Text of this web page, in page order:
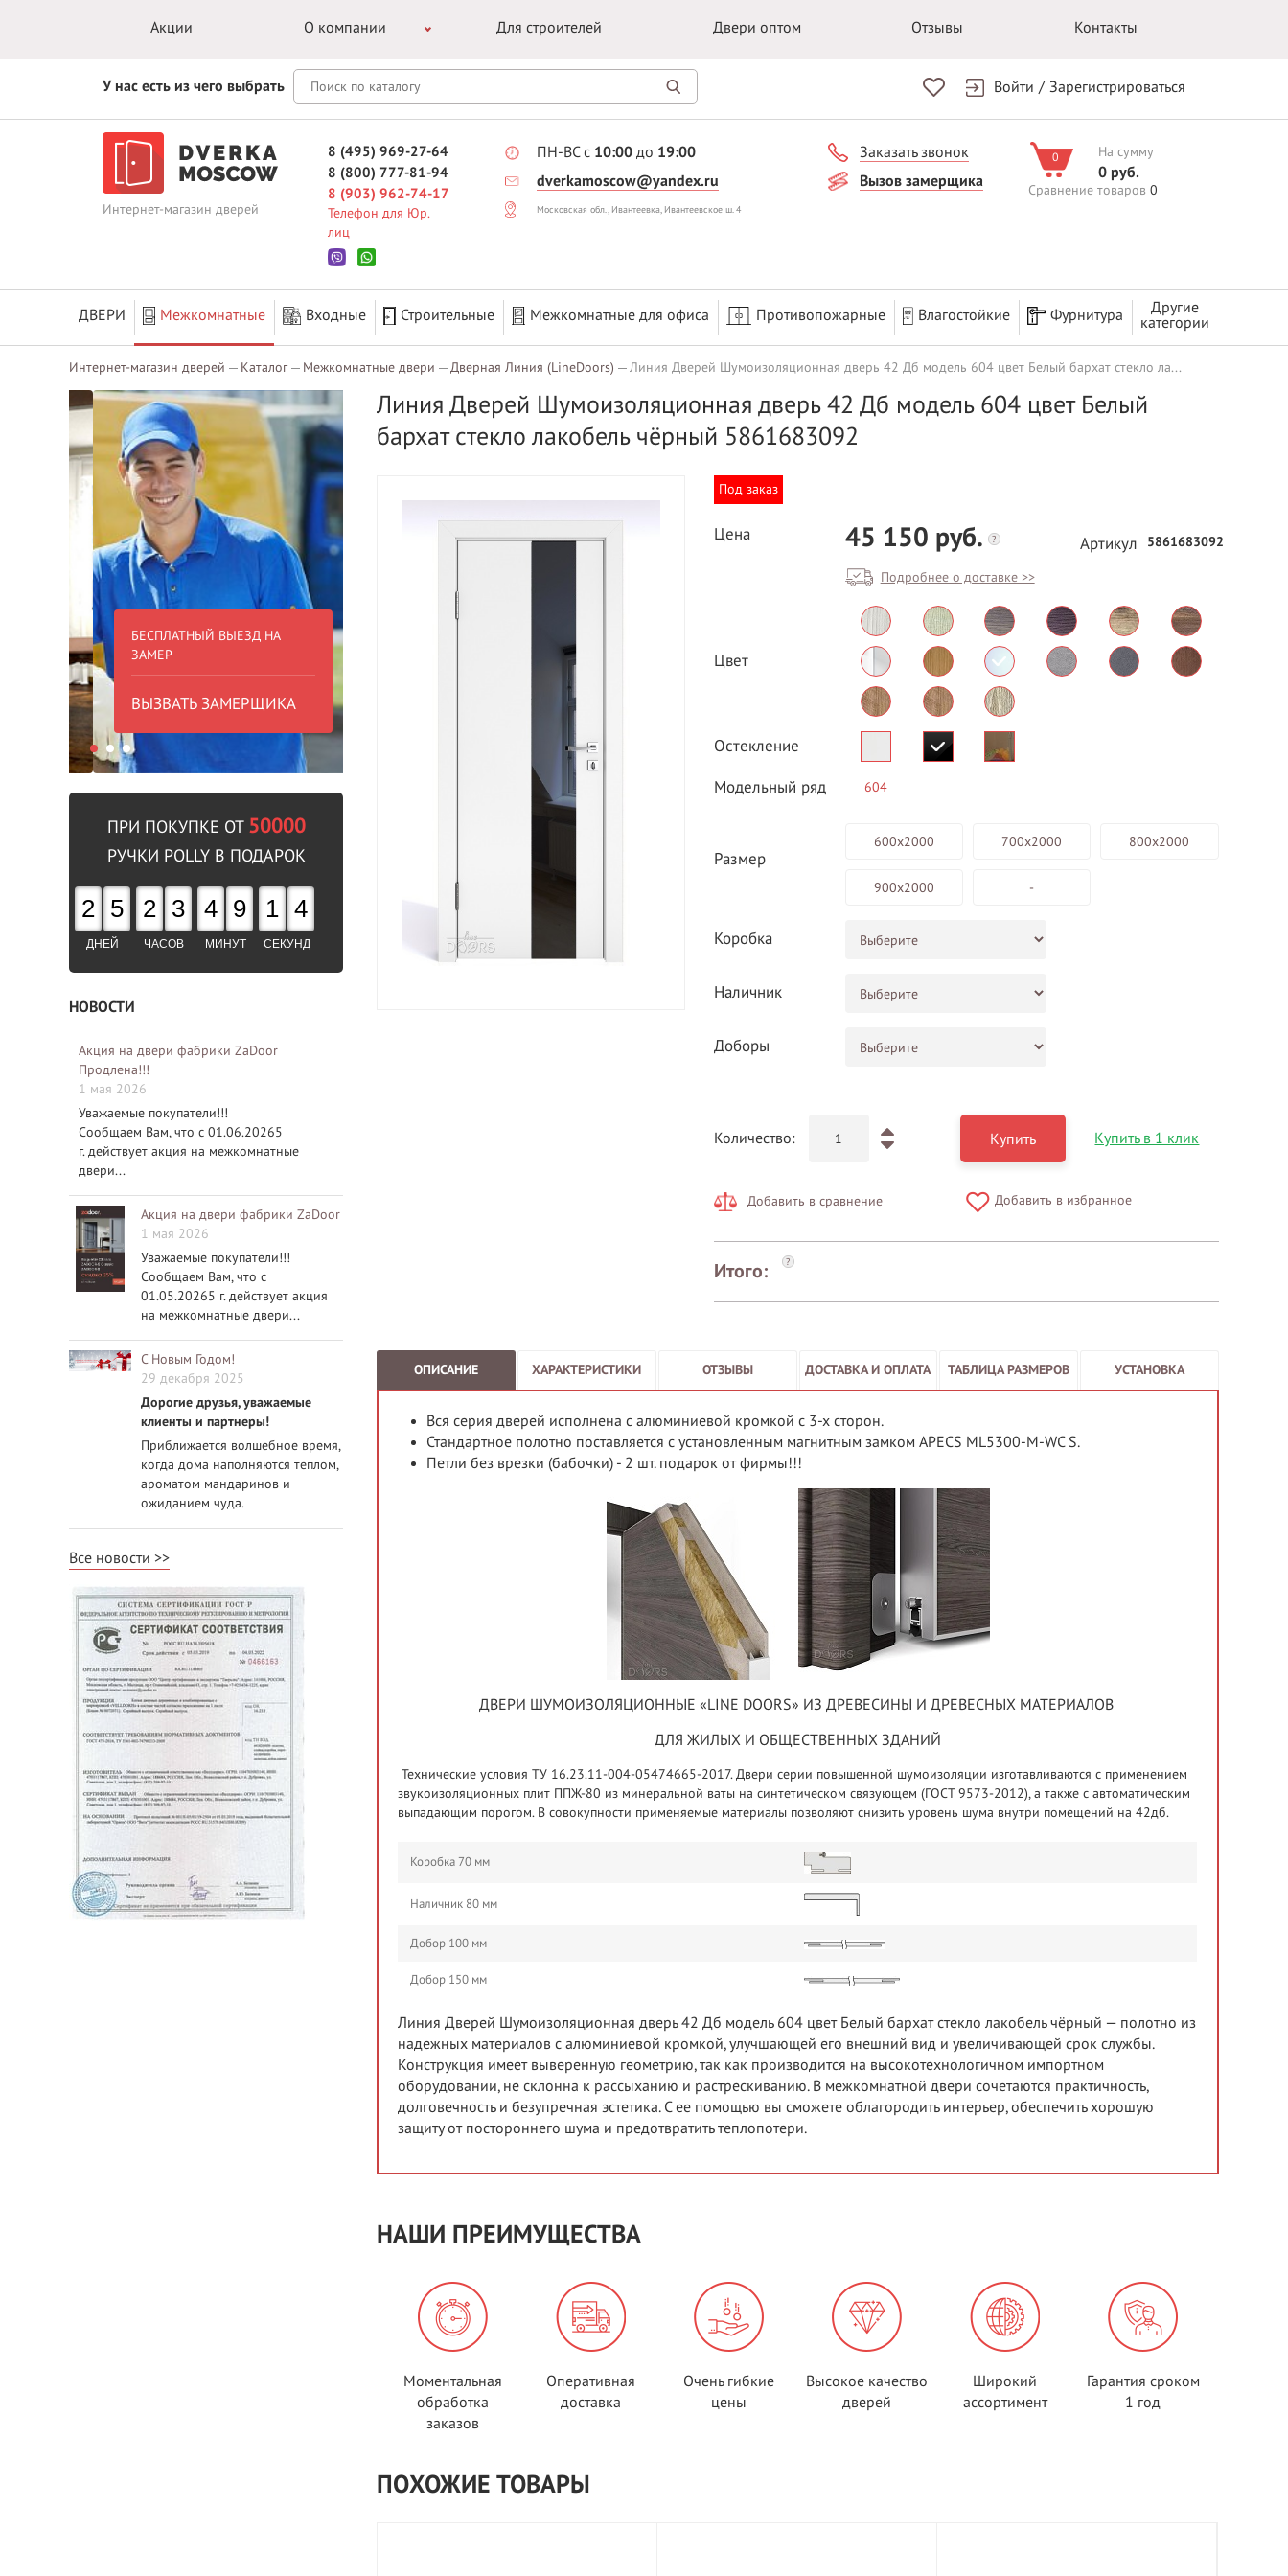
Акции О компании Для строителей Двери оптом Отзывы Контакты
У нас есть из чего выбрать Войти / Зарегистрироваться
Интернет-магазин дверей
8 (495) 969-27-64
8 (800) 777-81-94
8 (903) 962-74-17
Телефон для Юр.
лиц
ПН-ВС с 10:00 до 19:00
dverkamoscow@yandex.ru
Московская обл., Ивантеевка, Ивантеевское ш. 4
Заказать звонок
Вызов замерщика
0 На сумму
0 руб.
Сравнение товаров 0
ДВЕРИ Межкомнатные Входные Строительные Межкомнатные для офиса Противопожарные Влагостойкие Фурнитура
Другие
категории
Интернет-магазин дверей Каталог Межкомнатные двери Дверная Линия (LineDoors) Линия Дверей Шумоизоляционная дверь 42 Дб модель 604 цвет Белый бархат стекло ла...
БЕСПЛАТНЫЙ ВЫЕЗД НА
ЗАМЕР
ВЫЗВАТЬ ЗАМЕРЩИКА
Двери фабрики
БЕСПЛАТНЫЙ ВЫЕЗД НА
ЗАМЕР
ВЫЗВАТЬ ЗАМЕРЩИКА
ПРИ ПОКУПКЕ ОТ 50000
РУЧКИ POLLY В ПОДАРОК
2 5
ДНЕЙ
2 3
ЧАСОВ
4 9
МИНУТ
1 3
СЕКУНД
НОВОСТИ
Акция на двери фабрики ZaDoor
Продлена!!!
1 мая 2026
Уважаемые покупатели!!!
Сообщаем Вам, что с 01.06.20265
г. действует акция на межкомнатные
двери...
Акция на двери фабрики ZaDoor
1 мая 2026
Уважаемые покупатели!!!
Сообщаем Вам, что с
01.05.20265 г. действует акция
на межкомнатные двери...
С Новым Годом!
29 декабря 2025
Дорогие друзья, уважаемые
клиенты и партнеры!
Приближается волшебное время,
когда дома наполняются теплом,
ароматом мандаринов и
ожиданием чуда.
Все новости
Линия Дверей Шумоизоляционная дверь 42 Дб модель 604 цвет Белый
бархат стекло лакобель чёрный 5861683092
Под заказ
Цена 45 150 руб. ?
Подробнее о доставке >>
Артикул 5861683092
Цвет
Остекление
Модельный ряд 604
Размер
600х2000 700х2000 800х2000
900х2000 -
Коробка
Наличник
Доборы
Количество: Купить Купить в 1 клик
Добавить в сравнение Добавить в избранное
Итого: ?
ОПИСАНИЕ ХАРАКТЕРИСТИКИ ОТЗЫВЫ ДОСТАВКА И ОПЛАТА ТАБЛИЦА РАЗМЕРОВ УСТАНОВКА
Вся серия дверей исполнена с алюминиевой кромкой с 3-х сторон.
Стандартное полотно поставляется с установленным магнитным замком APECS ML5300-M-WC S.
Петли без врезки (бабочки) - 2 шт. подарок от фирмы!!!
ДВЕРИ ШУМОИЗОЛЯЦИОННЫЕ «LINE DOORS» ИЗ ДРЕВЕСИНЫ И ДРЕВЕСНЫХ МАТЕРИАЛОВ
ДЛЯ ЖИЛЫХ И ОБЩЕСТВЕННЫХ ЗДАНИЙ
Технические условия ТУ 16.23.11-004-05474665-2017. Двери серии повышенной шумоизоляции изготавливаются с применением
звукоизоляционных плит ППЖ-80 из минеральной ваты на синтетическом связующем (ГОСТ 9573-2012), а также с автоматическим
выпадающим порогом. В совокупности применяемые материалы позволяют снизить уровень шума внутри помещений на 42дб.
Коробка 70 мм
Наличник 80 мм
Добор 100 мм
Добор 150 мм
Линия Дверей Шумоизоляционная дверь 42 Дб модель 604 цвет Белый бархат стекло лакобель чёрный — полотно из
надежных материалов с алюминиевой кромкой, улучшающей его внешний вид и увеличивающей срок службы.
Конструкция имеет выверенную геометрию, так как производится на высокотехнологичном импортном
оборудовании, не склонна к рассыханию и растрескиванию. В межкомнатной двери сочетаются практичность,
долговечность и безупречная эстетика. С ее помощью вы сможете облагородить интерьер, обеспечить хорошую
защиту от постороннего шума и предотвратить теплопотери.
НАШИ ПРЕИМУЩЕСТВА
Моментальная
обработка
заказов
Оперативная
доставка
Очень гибкие
цены
Высокое качество
дверей
Широкий
ассортимент
Гарантия сроком
1 год
ПОХОЖИЕ ТОВАРЫ